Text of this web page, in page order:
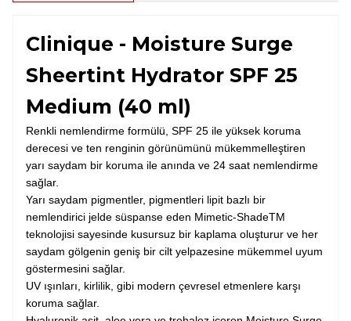
Clinique - Moisture Surge
Sheertint Hydrator SPF 25
Medium (40 ml)
Renkli nemlendirme formülü, SPF 25 ile yüksek koruma
derecesi ve ten renginin görünümünü mükemmelleştiren
yarı saydam bir koruma ile anında ve 24 saat nemlendirme
sağlar.
Yarı saydam pigmentler, pigmentleri lipit bazlı bir
nemlendirici jelde süspanse eden Mimetic-ShadeTM
teknolojisi sayesinde kusursuz bir kaplama oluşturur ve her
saydam gölgenin geniş bir cilt yelpazesine mükemmel uyum
göstermesini sağlar.
UV ışınları, kirlilik, gibi modern çevresel etmenlere karşı
koruma sağlar.